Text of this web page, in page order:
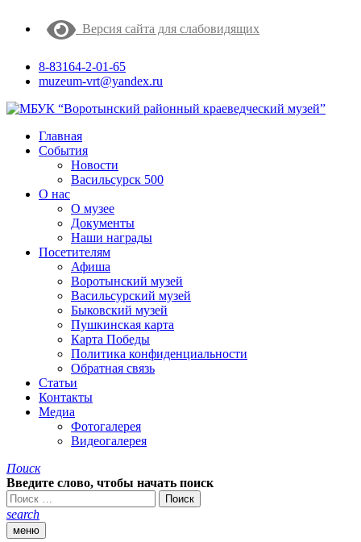
Версия сайта для слабовидящих
8-83164-2-01-65
muzeum-vrt@yandex.ru
Главная
События
Новости
Васильсурск 500
О нас
О музее
Документы
Наши награды
Посетителям
Афиша
Воротынский музей
Васильсурский музей
Быковский музей
Пушкинская карта
Карта Победы
Политика конфиденциальности
Обратная связь
Статьи
Контакты
Медиа
Фотогалерея
Видеогалерея
Поиск
Введите слово, чтобы начать поиск
search
меню